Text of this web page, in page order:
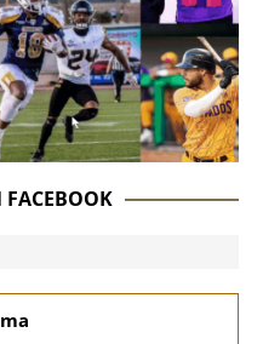
FACEBOOK